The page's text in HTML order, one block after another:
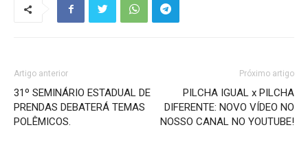
Artigo anterior
31º SEMINÁRIO ESTADUAL DE
PRENDAS DEBATERÁ TEMAS
POLÊMICOS.
Próximo artigo
PILCHA IGUAL x PILCHA
DIFERENTE: NOVO VÍDEO NO
NOSSO CANAL NO YOUTUBE!